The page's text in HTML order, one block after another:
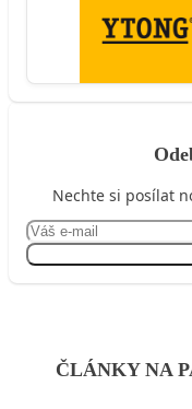
Nechte si posílat
ČLÁNKY NA